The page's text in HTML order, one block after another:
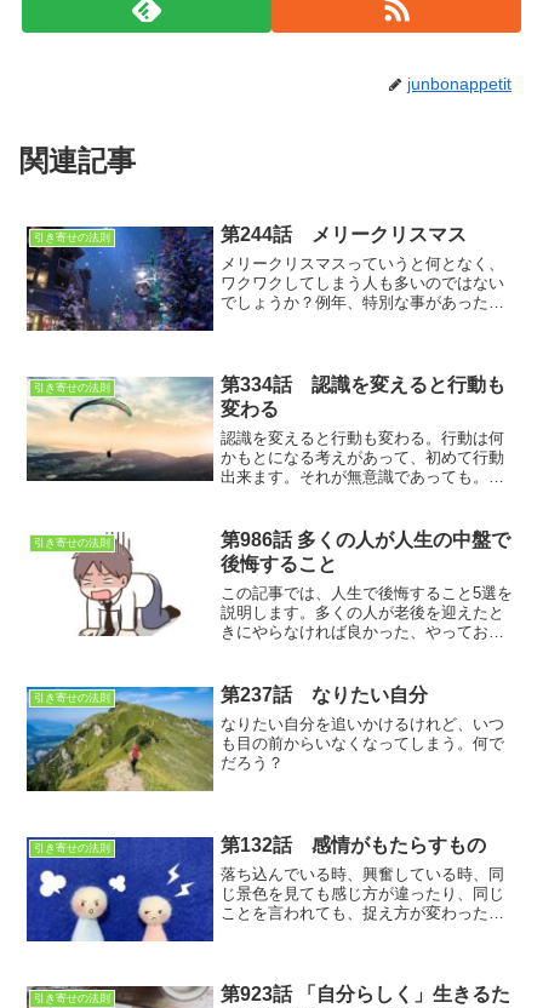
junbonappetit
関連記事
引き寄せの法則 第244話 メリークリスマス
メリークリスマスっていうと何となく、
ワクワクしてしまう人も多いのではない
でしょうか？例年、特別な事があったわ
の感染なら有難いです。
引き寄せの法則
第334話 認識を変えると行動も
変わる
認識を変えると行動も変わる。行動は何
かもとになる考えがあって、初めて行動
出来ます。それが無意識であっても。
引き寄せの法則
第986話 多くの人が人生の中盤で
後悔すること
この記事では、人生で後悔すること5選を
説明します。多くの人が老後を迎えたと
きにやらなければ良かった、やっておけ
ることなく、人生を過ごせるかも知れま
せん
引き寄せの法則 第237話 なりたい自分
なりたい自分を追いかけるけれど、いつ
も目の前からいなくなってしまう。何で
だろう？
引き寄せの法則 第132話 感情がもたらすもの
落ち込んでいる時、興奮している時、同
じ景色を見ても感じ方が違ったり、同じ
ことを言われても、捉え方が変わった
引き寄せの法則
第923話 「自分らしく」生きるた